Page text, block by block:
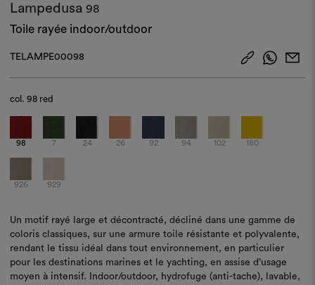
Lampedusa98
Toile rayée indoor/outdoor
TELAMPE00098
col.98 red
98 7 24 26 92 94 102 180
926 929
Un motif rayé large et décontracté, décliné dans une gamme de
coloris classiques, sur une armure toile résistante et polyvalente,
rendant le tissu idéal dans tout environnement, en particulier
pour les destinations marines et le yachting, en assise d’usage
moyen à intensif. Indoor/outdoor, hydrofuge (anti-tache), lavable,